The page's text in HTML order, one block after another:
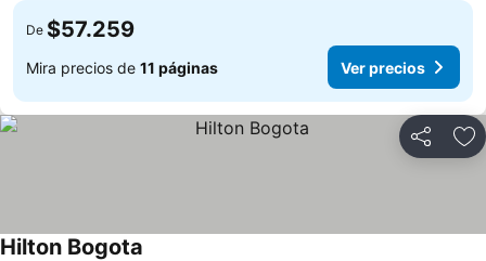
De $57.259
Mira precios de 11 páginas Ver precios
Compartir
Hilton Bogota